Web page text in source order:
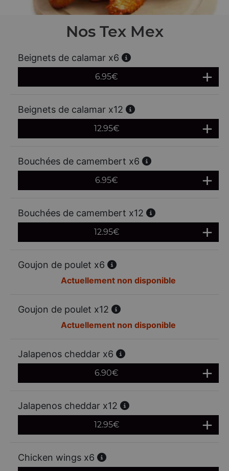
Nos Tex Mex
Beignets de calamar x6
6.95€
Beignets de calamar x12
12.95€
Bouchées de camembert x6
6.95€
Bouchées de camembert x12
12.95€
Goujon de poulet x6
Actuellement non disponible
Goujon de poulet x12
Actuellement non disponible
Jalapenos cheddar x6
6.90€
Jalapenos cheddar x12
12.95€
Chicken wings x6